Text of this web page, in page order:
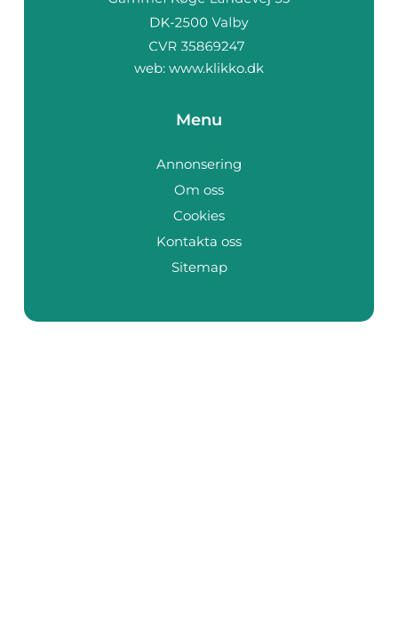
web: www.klikko.dk
Menu
Annonsering
Om oss
Cookies
Kontakta oss
Sitemap